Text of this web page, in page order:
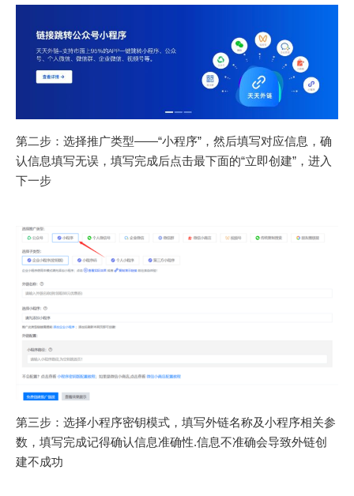
第二步：选择推广类型——“小程序”，然后填写对应信息，确
认信息填写无误，填写完成后点击最下面的“立即创建”，进入
下一步
第三步：选择小程序密钥模式，填写外链名称及小程序相关参
数，填写完成记得确认信息准确性.信息不准确会导致外链创
建不成功